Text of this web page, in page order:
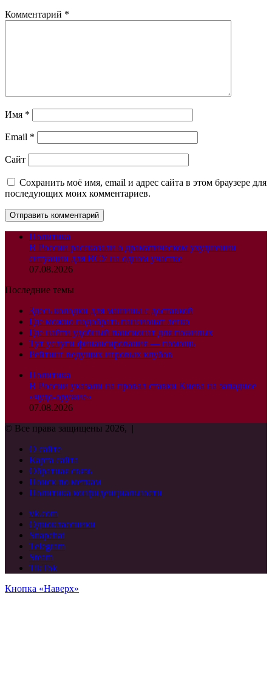
Комментарий *
Имя *
Email *
Сайт
Сохранить моё имя, email и адрес сайта в этом браузере для
последующих моих комментариев.
Политика
В России рассказали о драматическом ухудшении
ситуации для ВСУ на одном участке
07.08.2026
Последние темы
Здесь колодки для машины с доставкой
Где можно подобрать пансионат легко
Где найти удобный пансионат для пожилых
Тут услуги финансирования — помощь
Рейтинг ведущих игровых клубов
Политика
В России указали на провал ставки Киева на западное
«чудо-оружие»
07.08.2026
© Все права защищены 2026, |
О сайте
Карта сайта
Обратная связь
Поиск по меткам
Политика конфиденциальности
vk.com
Одноклассники
Snapchat
Telegram
Steam
TikTok
Кнопка «Наверх»